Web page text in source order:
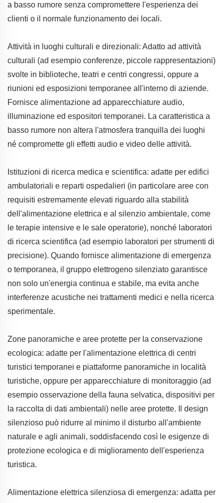
a basso rumore senza compromettere l'esperienza dei
clienti o il normale funzionamento dei locali.
Attività in luoghi culturali e direzionali: Adatto ad attività
culturali (ad esempio conferenze, piccole rappresentazioni)
svolte in biblioteche, teatri e centri congressi, oppure a
riunioni ed esposizioni temporanee all'interno di aziende.
Fornisce alimentazione ad apparecchiature audio,
illuminazione ed espositori temporanei. La caratteristica a
basso rumore non altera l'atmosfera tranquilla dei luoghi
né compromette gli effetti audio e video delle attività.
Istituzioni di ricerca medica e scientifica: adatte per edifici
ambulatoriali e reparti ospedalieri (in particolare aree con
requisiti estremamente elevati riguardo alla stabilità
dell'alimentazione elettrica e al silenzio ambientale, come
le terapie intensive e le sale operatorie), nonché laboratori
di ricerca scientifica (ad esempio laboratori per strumenti di
precisione). Quando fornisce alimentazione di emergenza
o temporanea, il gruppo elettrogeno silenziato garantisce
non solo un'energia continua e stabile, ma evita anche
interferenze acustiche nei trattamenti medici e nella ricerca
sperimentale.
Zone panoramiche e aree protette per la conservazione
ecologica: adatte per l'alimentazione elettrica di centri
turistici temporanei e piattaforme panoramiche in località
turistiche, oppure per apparecchiature di monitoraggio (ad
esempio osservazione della fauna selvatica, dispositivi per
la raccolta di dati ambientali) nelle aree protette. Il design
silenzioso può ridurre al minimo il disturbo all'ambiente
naturale e agli animali, soddisfacendo così le esigenze di
protezione ecologica e di miglioramento dell'esperienza
turistica.
Alimentazione elettrica silenziosa di emergenza: adatta per